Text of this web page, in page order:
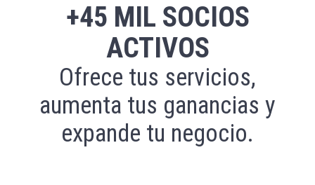
+45 MIL SOCIOS
ACTIVOS
Ofrece tus servicios,
aumenta tus ganancias y
expande tu negocio.